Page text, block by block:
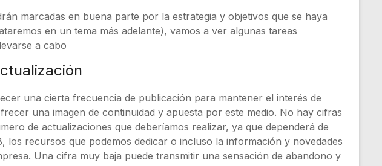
marcadas en buena parte por la estrategia y objetivos que se haya
en un tema más adelante), vamos a ver algunas tareas
a cabo
una cierta frecuencia de publicación para mantener el interés de
una imagen de continuidad y apuesta por este medio. No hay cifras
de actualizaciones que deberíamos realizar, ya que dependerá de
los recursos que podemos dedicar o incluso la información y novedades
Una cifra muy baja puede transmitir una sensación de abandono y